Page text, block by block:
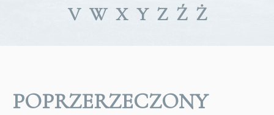
V W X Y Z Ź Ż
POPRZERZECZONY